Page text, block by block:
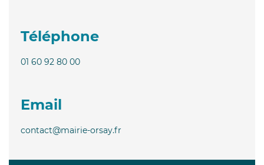
Téléphone
01 60 92 80 00
Email
contact@mairie-orsay.fr